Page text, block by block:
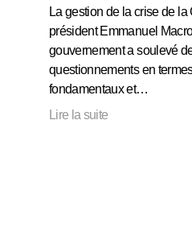
La gestion de la crise de
président Emmanuel
gouvernement a soulevé
questionnements en
fondamentaux et…
Lire la suite